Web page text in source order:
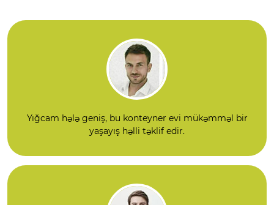
Yığcam hələ geniş, bu konteyner evi mükəmməl bir
yaşayış həlli təklif edir.